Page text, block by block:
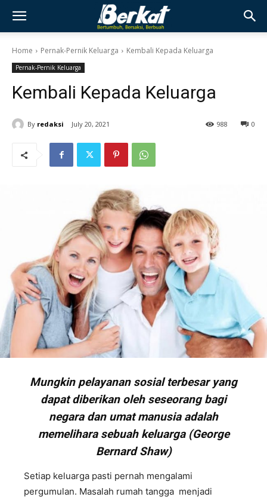
Home Pernak-Pernik Keluarga Kembali Kepada Keluarga
Pernak-Pernik Keluarga
Kembali Kepada Keluarga
By redaksi July 20, 2021 0
988
Mungkin pelayanan sosial terbesar yang
dapat diberikan oleh seseorang bagi
negara dan umat manusia adalah
memelihara sebuah keluarga (George
Bernard Shaw)
Setiap keluarga pasti pernah mengalami
pergumulan. Masalah rumah tangga menjadi